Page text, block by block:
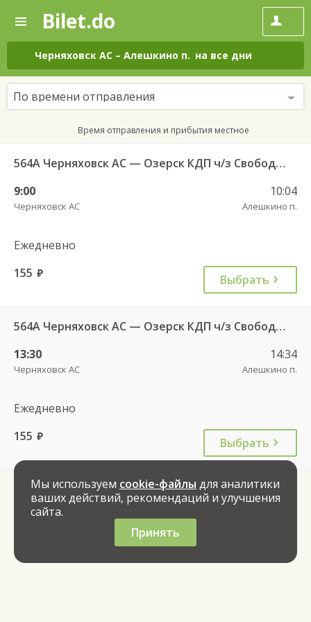
—
Поиск
и
покупка
билетов
на
автобус
онлайн
Bilet.do
Черняховск АС – Алешкино п. на все дни
По времени отправления
Время отправления и прибытия местное
564А Черняховск АС — Озерск КДП ч/з Свобода п., Липки п.
9:00
Черняховск АС
10:04
Алешкино п.
Ежедневно
155 руб. Выбрать
564А Черняховск АС — Озерск КДП ч/з Свобода п., Липки п.
13:30
Черняховск АС
14:34
Алешкино п.
Ежедневно
155 руб. Выбрать
Мы используем cookie-файлы для аналитики
ваших действий, рекомендаций и улучшения
сайта.
Принять